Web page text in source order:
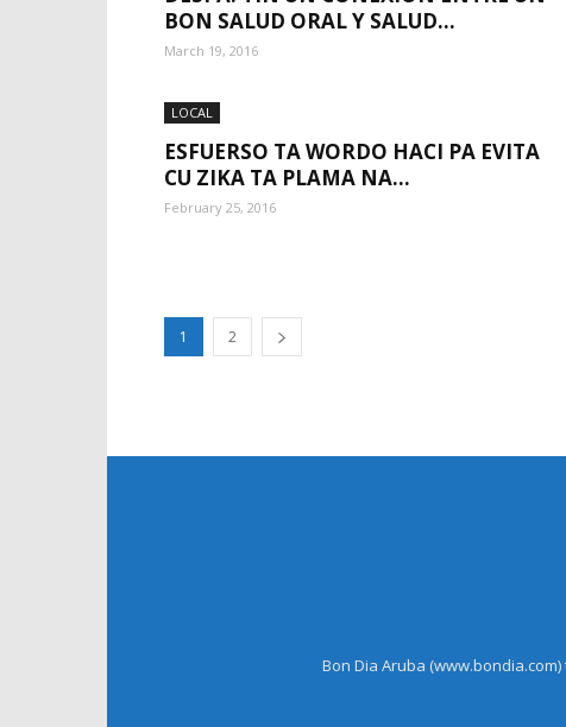
BON SALUD ORAL Y SALUD...
March 19, 2016
LOCAL
ESFUERSO TA WORDO HACI PA EVITA
CU ZIKA TA PLAMA NA...
February 25, 2016
1 2
Bon Dia Aruba